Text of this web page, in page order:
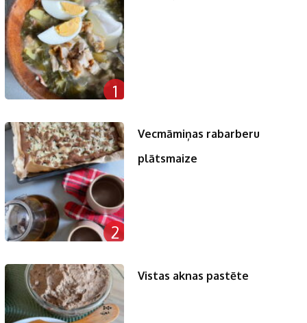
1
2
Vecmāmiņas rabarberu
plātsmaize
Vistas aknas pastēte